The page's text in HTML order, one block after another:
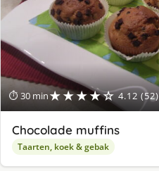
⏱ 30 min★★★★☆ 4.12 (52)
Chocolade muffins
Taarten, koek & gebak